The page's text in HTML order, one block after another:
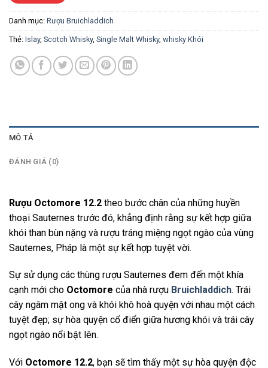
Danh mục: Rượu Bruichladdich
Thẻ: Islay, Scotch Whisky, Single Malt Whisky, whisky Khói
MÔ TẢ
ĐÁNH GIÁ (0)
Rượu Octomore 12.2 theo bước chân của những huyền
thoại Sauternes trước đó, khẳng định rằng sự kết hợp giữa
khói than bùn nặng và rượu tráng miệng ngọt ngào của vùng
Sauternes, Pháp là một sự kết hợp tuyệt vời.
Sự sử dụng các thùng rượu Sauternes đem đến một khía
cạnh mới cho Octomore của nhà rượu Bruichladdich. Trái
cây ngâm mật ong và khói khô hoà quyện với nhau một cách
tuyệt đẹp; sự hòa quyện cổ điển giữa hương khói và trái cây
ngọt ngào nổi bật lên.
Với Octomore 12.2, bạn sẽ tìm thấy một sự hòa quyện độc